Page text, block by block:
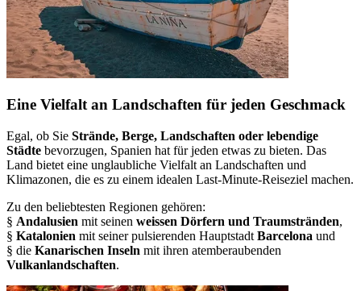
Eine Vielfalt an Landschaften für jeden Geschmack
Egal, ob Sie Strände, Berge, Landschaften oder lebendige
Städte bevorzugen, Spanien hat für jeden etwas zu bieten. Das
Land bietet eine unglaubliche Vielfalt an Landschaften und
Klimazonen, die es zu einem idealen Last-Minute-Reiseziel machen.
Zu den beliebtesten Regionen gehören:
§ Andalusien mit seinen weissen Dörfern und Traumstränden,
§ Katalonien mit seiner pulsierenden Hauptstadt Barcelona und
§ die Kanarischen Inseln mit ihren atemberaubenden
Vulkanlandschaften.